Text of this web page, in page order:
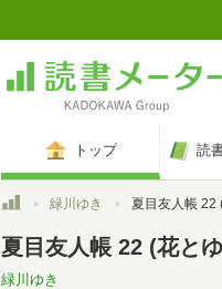
トップ 読
トップ緑川ゆき 夏目友人帳 22
夏目友人帳 22 (花と
緑川ゆき